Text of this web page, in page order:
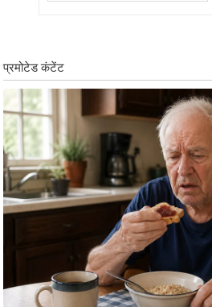
ड
फि
ल्म
स
मी
क्षा
B
r